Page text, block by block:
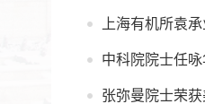
上海有机所袁
中科院院士任
张弥曼院士荣